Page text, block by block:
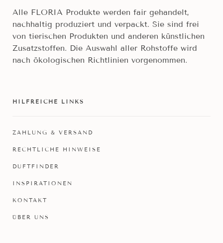
Alle FLORIA Produkte werden fair gehandelt,
nachhaltig produziert und verpackt. Sie sind frei
von tierischen Produkten und anderen künstlichen
Zusatzstoffen. Die Auswahl aller Rohstoffe wird
nach ökologischen Richtlinien vorgenommen.
HILFREICHE LINKS
ZAHLUNG & VERSAND
RECHTLICHE HINWEISE
DUFTFINDER
INSPIRATIONEN
KONTAKT
ÜBER UNS